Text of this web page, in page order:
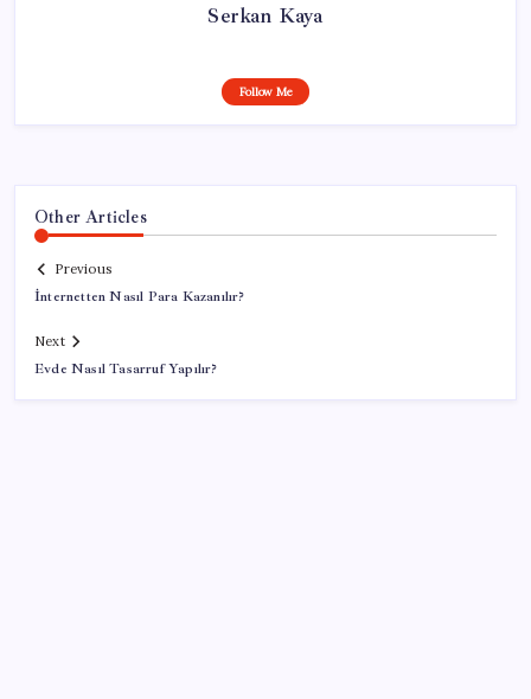
Serkan Kaya
Follow Me
Other Articles
Previous
İnternetten Nasıl Para Kazanılır?
Next
Evde Nasıl Tasarruf Yapılır?